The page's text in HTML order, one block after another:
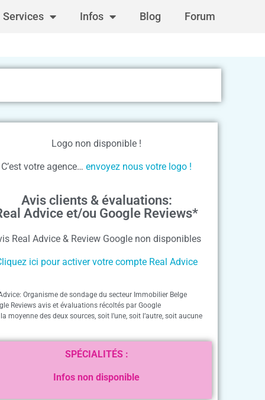
Services Infos Blog Forum
Logo non disponible !
C’est votre agence…envoyez nous votre logo !
Avis clients & évaluations:
Advice et/ou Google Reviews*
Real Advice & Review Google non disponibles
ici pour activer votre compte Real Advice
Organisme de sondage du secteur Immobilier Belge
Reviews avis et évaluations récoltés par Google
moyenne des deux sources, soit l’une, soit l’autre, soit aucune
SPÉCIALITÉS :
Infos non disponible